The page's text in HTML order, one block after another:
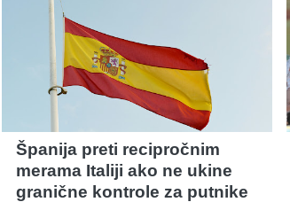
Španija preti recipročnim
merama Italiji ako ne ukine
granične kontrole za putnike